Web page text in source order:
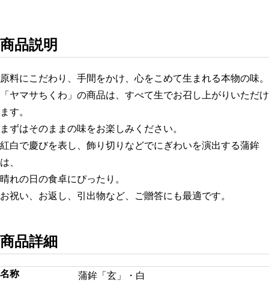
商品説明
原料にこだわり、手間をかけ、心をこめて生まれる本物の味。
「ヤマサちくわ」の商品は、すべて生でお召し上がりいただけ
ます。
まずはそのままの味をお楽しみください。
紅白で慶びを表し、飾り切りなどでにぎわいを演出する蒲鉾
は、
晴れの日の食卓にぴったり。
お祝い、お返し、引出物など、ご贈答にも最適です。
商品詳細
名称
蒲鉾「玄」・白